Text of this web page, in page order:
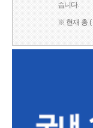
습니다.
※ 현재 총 (